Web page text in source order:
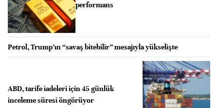
performans
Petrol, Trump’ın “savaş bitebilir” mesajıyla yükselişte
ABD, tarife iadeleri için 45 günlük
inceleme süresi öngörüyor